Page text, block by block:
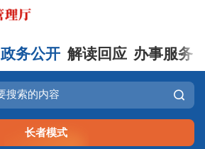
政务公开 解读回应 办事服务
长者模式